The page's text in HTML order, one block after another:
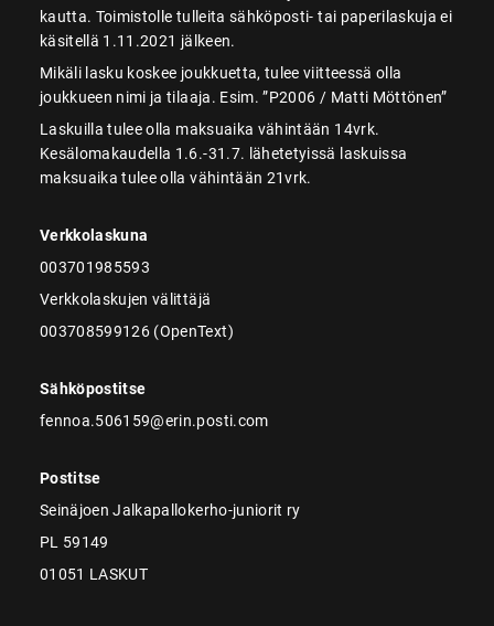
kautta. Toimistolle tulleita sähköposti- tai paperilaskuja ei
käsitellä 1.11.2021 jälkeen.
Mikäli lasku koskee joukkuetta, tulee viitteessä olla
joukkueen nimi ja tilaaja. Esim. ”P2006 / Matti Möttönen”
Laskuilla tulee olla maksuaika vähintään 14vrk.
Kesälomakaudella 1.6.-31.7. lähetetyissä laskuissa
maksuaika tulee olla vähintään 21vrk.
Verkkolaskuna
003701985593
Verkkolaskujen välittäjä
003708599126 (OpenText)
Sähköpostitse
fennoa.506159@erin.posti.com
Postitse
Seinäjoen Jalkapallokerho-juniorit ry
PL 59149
01051 LASKUT